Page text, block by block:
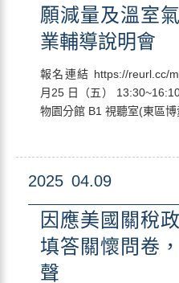
願減量及溫室
業輔導說明會
報名連結 https://reurl.cc/
月25 日（五）
物園分館 B1 視聽室(東區
2025 04.09
因應美國關稅
填答關懷問卷
聲